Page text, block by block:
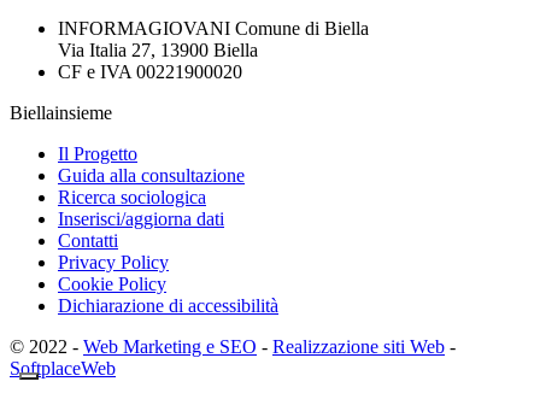
INFORMAGIOVANI Comune di Biella
Via Italia 27, 13900 Biella
CF e IVA 00221900020
Biellainsieme
Il Progetto
Guida alla consultazione
Ricerca sociologica
Inserisci/aggiorna dati
Contatti
Privacy Policy
Cookie Policy
Dichiarazione di accessibilità
© 2022 - Web Marketing e SEO - Realizzazione siti Web -
SoftplaceWeb